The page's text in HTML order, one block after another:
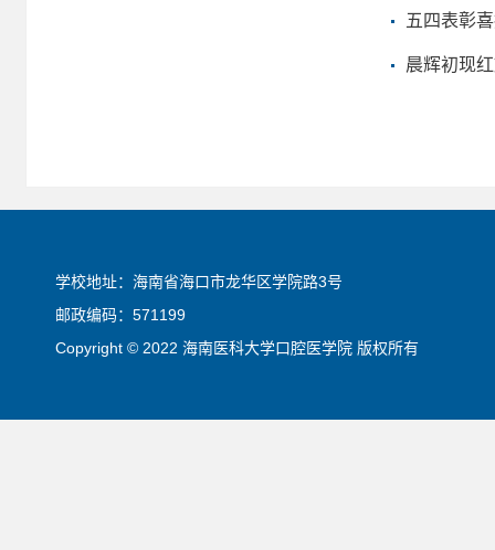
五四表彰
晨辉初现
学校地址：海南省海口市龙华区学院路3号
邮政编码：571199
Copyright © 2022 海南医科大学口腔医学院 版权所有